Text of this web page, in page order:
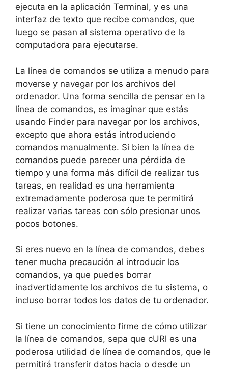
ejecuta en la aplicación Terminal, y es una
interfaz de texto que recibe comandos, que
luego se pasan al sistema operativo de la
computadora para ejecutarse.
La línea de comandos se utiliza a menudo para
moverse y navegar por los archivos del
ordenador. Una forma sencilla de pensar en la
línea de comandos, es imaginar que estás
usando Finder para navegar por los archivos,
excepto que ahora estás introduciendo
comandos manualmente. Si bien la línea de
comandos puede parecer una pérdida de
tiempo y una forma más difícil de realizar tus
tareas, en realidad es una herramienta
extremadamente poderosa que te permitirá
realizar varias tareas con sólo presionar unos
pocos botones.
Si eres nuevo en la línea de comandos, debes
tener mucha precaución al introducir los
comandos, ya que puedes borrar
inadvertidamente los archivos de tu sistema, o
incluso borrar todos los datos de tu ordenador.
Si tiene un conocimiento firme de cómo utilizar
la línea de comandos, sepa que cURl es una
poderosa utilidad de línea de comandos, que le
permitirá transferir datos hacia o desde un